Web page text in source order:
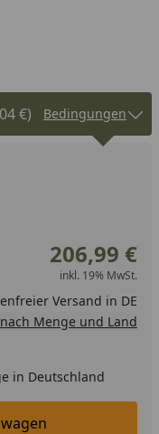
€) Bedingungen
eingeben
um eins erhöhen
206,99 €
inkl. 19% MwSt.
Versand in DE
Menge und Land
in Deutschland